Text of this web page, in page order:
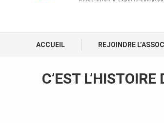
ACCUEIL REJOINDRE
C’EST